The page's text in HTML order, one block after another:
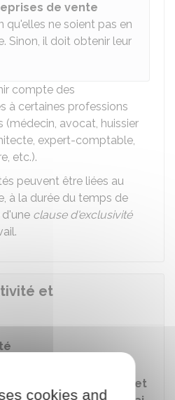
de vente
qu'elles ne soient pas en
Sinon, il doit obtenir leur
compte des
à certaines professions
(médecin, avocat, huissier
expert-comptable,
etc.).
peuvent être liées au
à la durée du temps de
clause d'exclusivité
et
(VDI) doit
le site internet du
guichet
cookies and